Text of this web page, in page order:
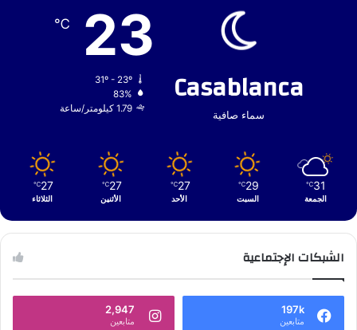
Casablanca
سماء صافية
23
℃
31º - 23º
83%
1.79 كيلومتر/ساعة
31
℃
الجمعة
29
℃
السبت
27
℃
الأحد
27
℃
الأثنين
27
℃
الثلاثاء
الشبكات الإجتماعية
197k
متابعين
2,947
متابعين